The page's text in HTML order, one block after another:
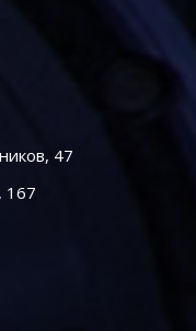
47
167